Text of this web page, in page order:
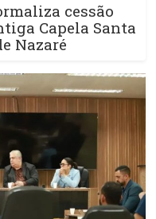
cessão
Capela Santa
Nazaré